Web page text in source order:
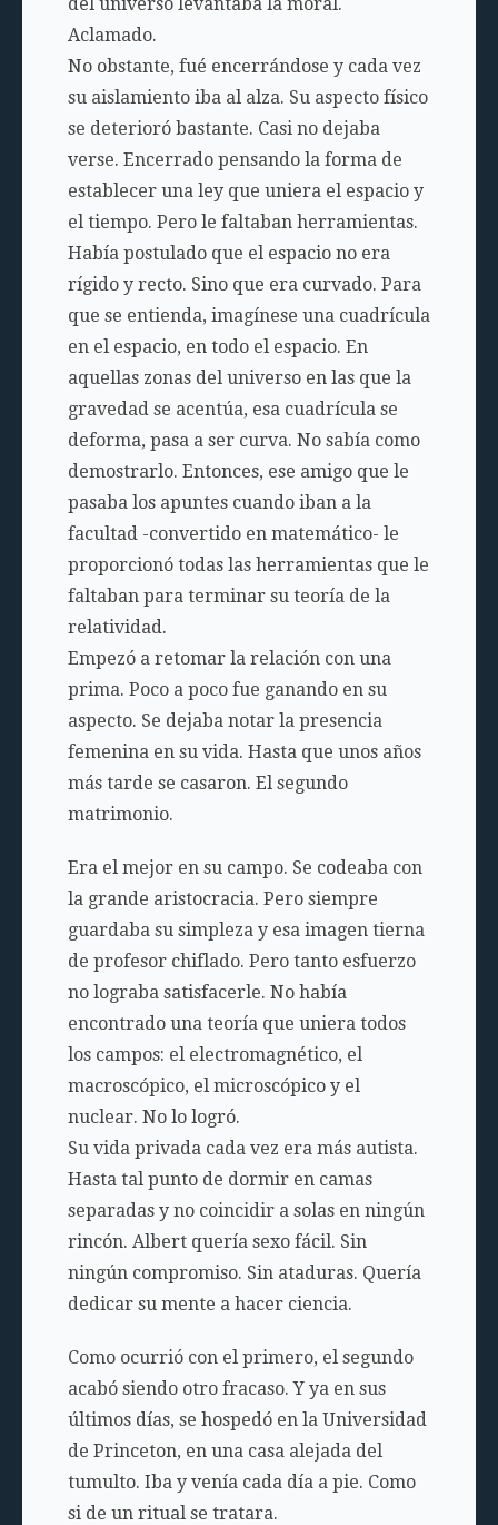
Aclamado.
No obstante, fué encerrándose y cada vez
su aislamiento iba al alza. Su aspecto físico
se deterioró bastante. Casi no dejaba
verse. Encerrado pensando la forma de
establecer una ley que uniera el espacio y
el tiempo. Pero le faltaban herramientas.
Había postulado que el espacio no era
rígido y recto. Sino que era curvado. Para
que se entienda, imagínese una cuadrícula
en el espacio, en todo el espacio. En
aquellas zonas del universo en las que la
gravedad se acentúa, esa cuadrícula se
deforma, pasa a ser curva. No sabía como
demostrarlo. Entonces, ese amigo que le
pasaba los apuntes cuando iban a la
facultad -convertido en matemático- le
proporcionó todas las herramientas que le
faltaban para terminar su teoría de la
relatividad.
Empezó a retomar la relación con una
prima. Poco a poco fue ganando en su
aspecto. Se dejaba notar la presencia
femenina en su vida. Hasta que unos años
más tarde se casaron. El segundo
matrimonio.
Era el mejor en su campo. Se codeaba con
la grande aristocracia. Pero siempre
guardaba su simpleza y esa imagen tierna
de profesor chiflado. Pero tanto esfuerzo
no lograba satisfacerle. No había
encontrado una teoría que uniera todos
los campos: el electromagnético, el
macroscópico, el microscópico y el
nuclear. No lo logró.
Su vida privada cada vez era más autista.
Hasta tal punto de dormir en camas
separadas y no coincidir a solas en ningún
rincón. Albert quería sexo fácil. Sin
ningún compromiso. Sin ataduras. Quería
dedicar su mente a hacer ciencia.
Como ocurrió con el primero, el segundo
acabó siendo otro fracaso. Y ya en sus
últimos días, se hospedó en la Universidad
de Princeton, en una casa alejada del
tumulto. Iba y venía cada día a pie. Como
si de un ritual se tratara.